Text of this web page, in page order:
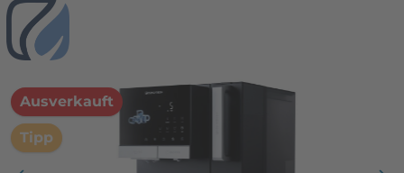
Ausverkauft
Tipp